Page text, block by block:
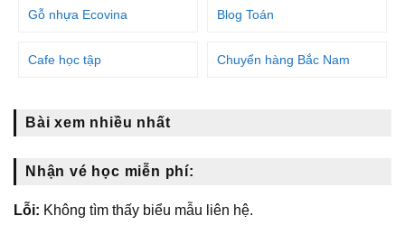
Gỗ nhựa Ecovina Blog Toán
Cafe học tập Chuyển hàng Bắc Nam
Bài xem nhiều nhất
Nhận vé học miễn phí:
Lỗi: Không tìm thấy biểu mẫu liên hệ.